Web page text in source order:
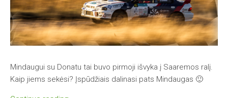
Mindaugui su Donatu tai buvo pirmoji išvyka į Saaremos ralį.
Kaip jiems sekėsi? Įspūdžiais dalinasi pats Mindaugas 🙂